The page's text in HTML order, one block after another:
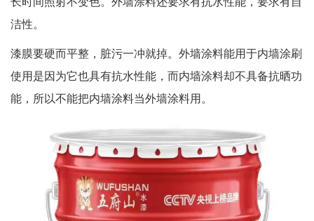
洁性。
漆膜要硬而平整，脏污一冲就掉。外墙涂料能用于内墙涂刷
使用是因为它也具有抗水性能，而内墙涂料却不具备抗晒功
能，所以不能把内墙涂料当外墙涂料用。